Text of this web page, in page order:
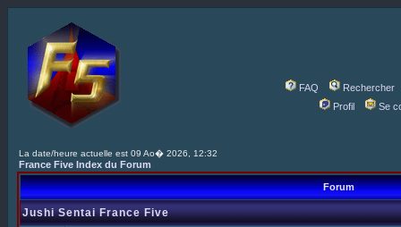
FAQ
Rechercher
Profil
Se
La date/heure actuelle est 09 Ao� 2026, 12:32
France Five Index du Forum
Forum
Jushi Sentai France Five